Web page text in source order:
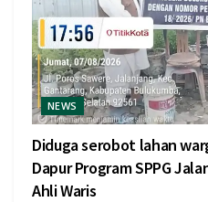
NEWS
Diduga serobot lahan
Dapur Program SPPG
Ahli Waris